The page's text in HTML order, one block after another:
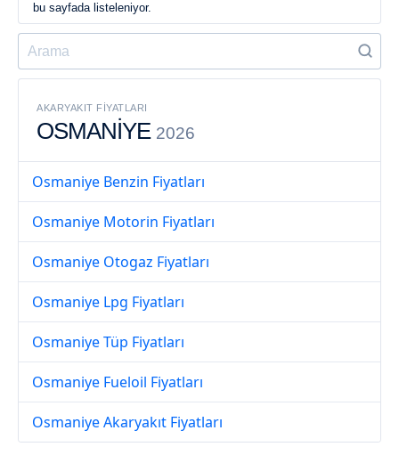
bu sayfada listeleniyor.
AKARYAKIT FIYATLARI
OSMANİYE 2026
Osmaniye Benzin Fiyatları
Osmaniye Motorin Fiyatları
Osmaniye Otogaz Fiyatları
Osmaniye Lpg Fiyatları
Osmaniye Tüp Fiyatları
Osmaniye Fueloil Fiyatları
Osmaniye Akaryakıt Fiyatları